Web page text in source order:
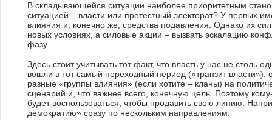
В складывающейся ситуации наиболее приоритетным
ситуацией – власти или протестный электорат? У первых
влияния и, конечно же, средства подавления. Однако их
новых условиях, а силовые акции – вызвать эскалацию
фазу.
Здесь стоит учитывать тот факт, что власть у нас не столь
вошли в тот самый переходный период («транзит власти»),
разные «группы влияния» (если хотите – кланы) на
сценарий и, что важнее всего, конечную цель. Поэтому
будет воспользоваться, чтобы продавить свою линию.
демократию» сразу по нескольким направлениям.